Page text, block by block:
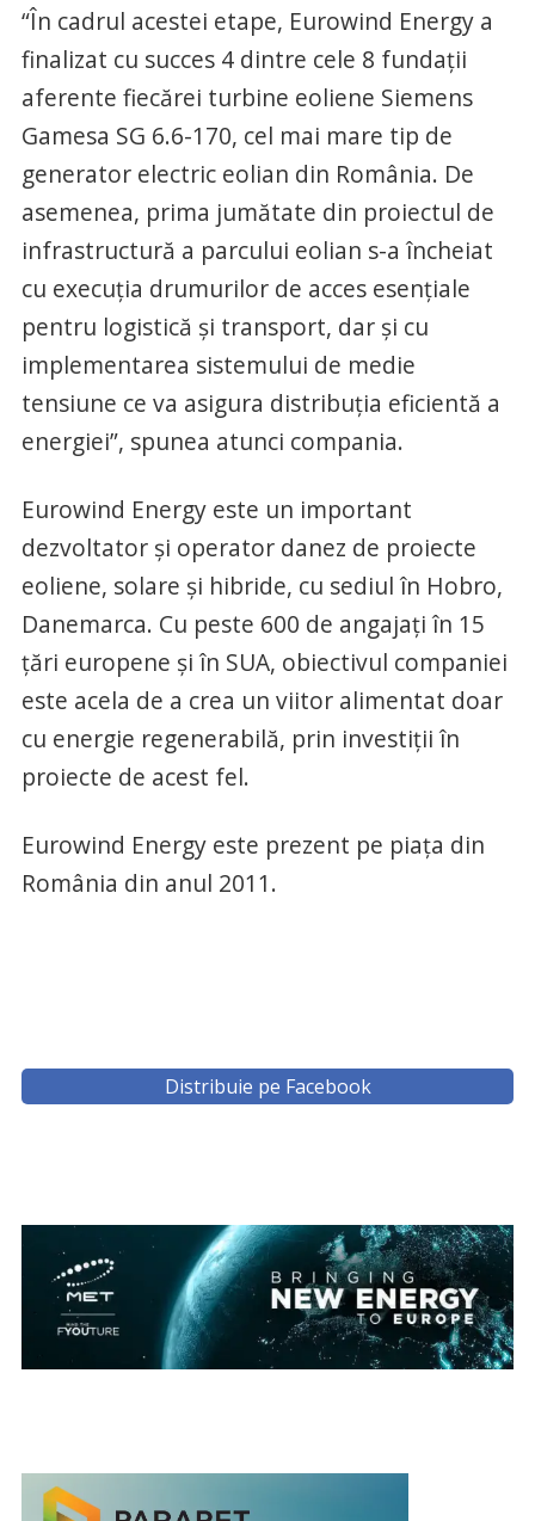
“În cadrul acestei etape, Eurowind Energy a
finalizat cu succes 4 dintre cele 8 fundații
aferente fiecărei turbine eoliene Siemens
Gamesa SG 6.6-170, cel mai mare tip de
generator electric eolian din România. De
asemenea, prima jumătate din proiectul de
infrastructură a parcului eolian s-a încheiat
cu execuția drumurilor de acces esențiale
pentru logistică și transport, dar și cu
implementarea sistemului de medie
tensiune ce va asigura distribuția eficientă a
energiei”, spunea atunci compania.
Eurowind Energy este un important
dezvoltator și operator danez de proiecte
eoliene, solare și hibride, cu sediul în Hobro,
Danemarca. Cu peste 600 de angajați în 15
țări europene și în SUA, obiectivul companiei
este acela de a crea un viitor alimentat doar
cu energie regenerabilă, prin investiții în
proiecte de acest fel.
Eurowind Energy este prezent pe piața din
România din anul 2011.
Distribuie pe Facebook